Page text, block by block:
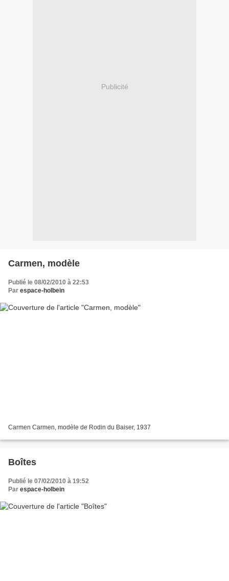
Publicité
Carmen, modèle
Publié le 08/02/2010 à 22:53
Par espace-holbein
Carmen Carmen, modèle de Rodin du Baiser, 1937
Boîtes
Publié le 07/02/2010 à 19:52
Par espace-holbein